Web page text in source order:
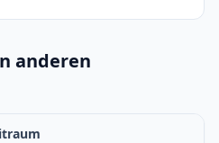
anderen